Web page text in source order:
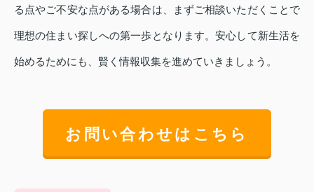
る点やご不安な点がある場合は、まずご相談いただくことで
理想の住まい探しへの第一歩となります。安心して新生活を
始めるためにも、賢く情報収集を進めていきましょう。
お問い合わせはこちら